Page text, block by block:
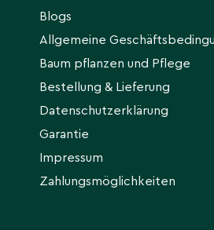
Blogs
Allgemeine
Baum pflanzen und Pflege
Bestellung & Lieferung
Datenschutzerklärung
Garantie
Impressum
Zahlungsmöglichkeiten